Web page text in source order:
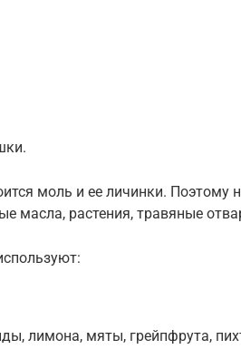
моль и ее личинки. Поэтому
масла, растения, травяные
лимона, мяты, грейпфрута,